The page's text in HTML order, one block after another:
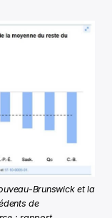
Brunswick et la
de